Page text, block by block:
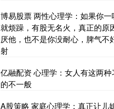
博易股票 两性心理学：如果你
就烦躁，有股无名火，真正的原
厌他，也不是你没耐心，脾气不
射
亿融配资 心理学：女人有这两
的不一般
A股策略 家庭心理学：真正让儿